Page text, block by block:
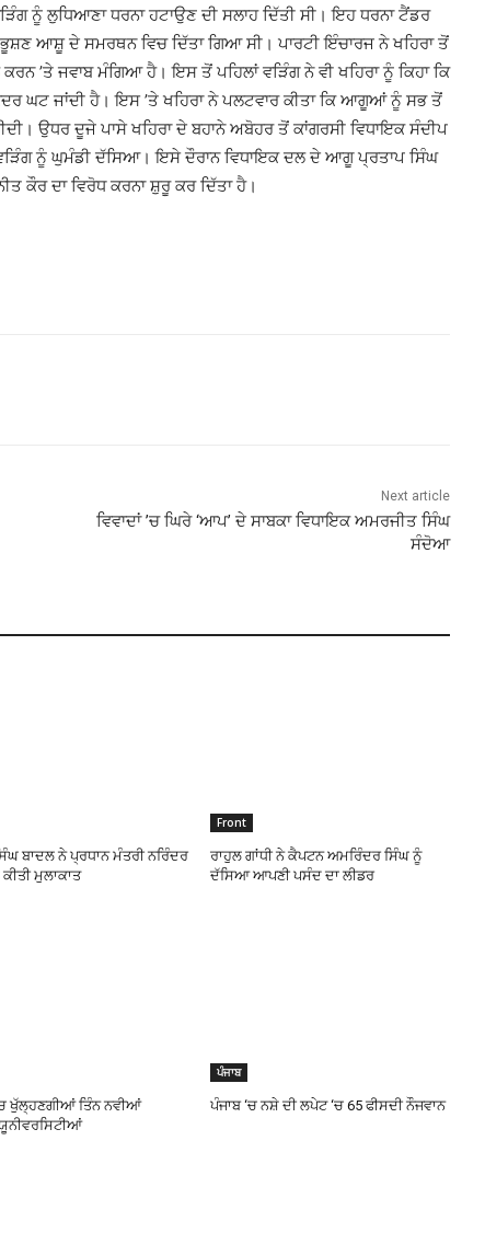
ਨੂੰ ਲੁਧਿਆਣਾ ਧਰਨਾ ਹਟਾਉਣ ਦੀ ਸਲਾਹ ਦਿੱਤੀ ਸੀ। ਇਹ ਧਰਨਾ ਟੈਂਡਰ
ਭੂਸ਼ਣ ਆਸ਼ੂ ਦੇ ਸਮਰਥਨ ਵਿਚ ਦਿੱਤਾ ਗਿਆ ਸੀ। ਪਾਰਟੀ ਇੰਚਾਰਜ ਨੇ ਖਹਿਰਾ ਤੋਂ
’ਤੇ ਜਵਾਬ ਮੰਗਿਆ ਹੈ। ਇਸ ਤੋਂ ਪਹਿਲਾਂ ਵੜਿੰਗ ਨੇ ਵੀ ਖਹਿਰਾ ਨੂੰ ਕਿਹਾ ਕਿ
ਘਟ ਜਾਂਦੀ ਹੈ। ਇਸ ’ਤੇ ਖਹਿਰਾ ਨੇ ਪਲਟਵਾਰ ਕੀਤਾ ਕਿ ਆਗੂਆਂ ਨੂੰ ਸਭ ਤੋਂ
ਉਧਰ ਦੂਜੇ ਪਾਸੇ ਖਹਿਰਾ ਦੇ ਬਹਾਨੇ ਅਬੋਹਰ ਤੋਂ ਕਾਂਗਰਸੀ ਵਿਧਾਇਕ ਸੰਦੀਪ
ਵੜਿੰਗ ਨੂੰ ਘੁਮੰਡੀ ਦੱਸਿਆ। ਇਸੇ ਦੌਰਾਨ ਵਿਧਾਇਕ ਦਲ ਦੇ ਆਗੂ ਪ੍ਰਤਾਪ ਸਿੰਘ
ਕੌਰ ਦਾ ਵਿਰੋਧ ਕਰਨਾ ਸ਼ੁਰੂ ਕਰ ਦਿੱਤਾ ਹੈ।
Next article
ਵਿਵਾਦਾਂ ’ਚ ਘਿਰੇ ‘ਆਪ’ ਦੇ ਸਾਬਕਾ ਵਿਧਾਇਕ ਅਮਰਜੀਤ ਸਿੰਘ
ਸੰਦੋਆ
ਬਾਦਲ ਨੇ ਪ੍ਰਧਾਨ ਮੰਤਰੀ ਨਰਿੰਦਰ
ਮੁਲਾਕਾਤ
Front
ਰਾਹੁਲ ਗਾਂਧੀ ਨੇ ਕੈਪਟਨ ਅਮਰਿੰਦਰ ਸਿੰਘ ਨੂੰ
ਦੱਸਿਆ ਆਪਣੀ ਪਸੰਦ ਦਾ ਲੀਡਰ
ਖੁੱਲ੍ਹਣਗੀਆਂ ਤਿੰਨ ਨਵੀਆਂ
ਪੰਜਾਬ
ਪੰਜਾਬ ‘ਚ ਨਸ਼ੇ ਦੀ ਲਪੇਟ ‘ਚ 65 ਫੀਸਦੀ ਨੌਜਵਾਨ